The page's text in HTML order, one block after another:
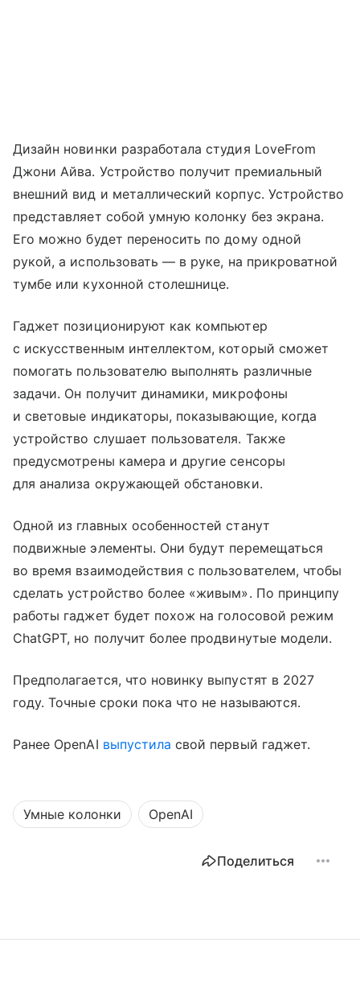
Дизайн новинки разработала студия LoveFrom
Джони Айва. Устройство получит премиальный
внешний вид и металлический корпус. Устройство
представляет собой умную колонку без экрана.
Его можно будет переносить по дому одной
рукой, а использовать — в руке, на прикроватной
тумбе или кухонной столешнице.
Гаджет позиционируют как компьютер
с искусственным интеллектом, который сможет
помогать пользователю выполнять различные
задачи. Он получит динамики, микрофоны
и световые индикаторы, показывающие, когда
устройство слушает пользователя. Также
предусмотрены камера и другие сенсоры
для анализа окружающей обстановки.
Одной из главных особенностей станут
подвижные элементы. Они будут перемещаться
во время взаимодействия с пользователем, чтобы
сделать устройство более «живым». По принципу
работы гаджет будет похож на голосовой режим
ChatGPT, но получит более продвинутые модели.
Предполагается, что новинку выпустят в 2027
году. Точные сроки пока что не называются.
Ранее OpenAI выпустила свой первый гаджет.
Умные колонки OpenAI
Поделиться